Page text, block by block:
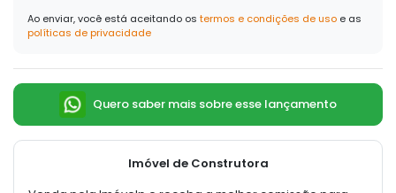
Ao enviar, você está aceitando os termos e condições de uso e as
políticas de privacidade
Quero saber mais sobre esse lançamento
Imóvel de Construtora